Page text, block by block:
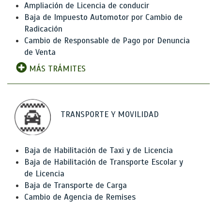
Ampliación de Licencia de conducir
Baja de Impuesto Automotor por Cambio de
Radicación
Cambio de Responsable de Pago por Denuncia
de Venta
MÁS TRÁMITES
TRANSPORTE Y MOVILIDAD
Baja de Habilitación de Taxi y de Licencia
Baja de Habilitación de Transporte Escolar y
de Licencia
Baja de Transporte de Carga
Cambio de Agencia de Remises